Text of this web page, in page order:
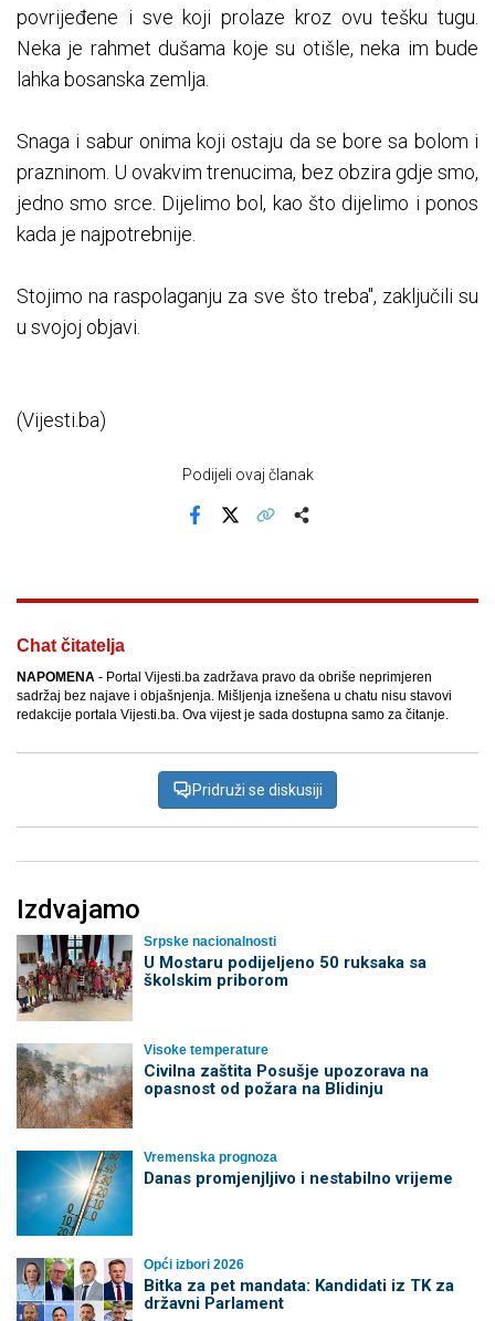
povrijeđene i sve koji prolaze kroz ovu tešku tugu.
Neka je rahmet dušama koje su otišle, neka im bude
lahka bosanska zemlja.
Snaga i sabur onima koji ostaju da se bore sa bolom i
prazninom. U ovakvim trenucima, bez obzira gdje smo,
jedno smo srce. Dijelimo bol, kao što dijelimo i ponos
kada je najpotrebnije.
Stojimo na raspolaganju za sve što treba", zaključili su
u svojoj objavi.
(Vijesti.ba)
Podijeli ovaj članak
Chat čitatelja
NAPOMENA - Portal Vijesti.ba zadržava pravo da obriše neprimjeren
sadržaj bez najave i objašnjenja. Mišljenja iznešena u chatu nisu stavovi
redakcije portala Vijesti.ba. Ova vijest je sada dostupna samo za čitanje.
Pridruži se diskusiji
Izdvajamo
Srpske nacionalnosti
U Mostaru podijeljeno 50 ruksaka sa
školskim priborom
Visoke temperature
Civilna zaštita Posušje upozorava na
opasnost od požara na Blidinju
Vremenska prognoza
Danas promjenjljivo i nestabilno vrijeme
Opći izbori 2026
Bitka za pet mandata: Kandidati iz TK za
državni Parlament